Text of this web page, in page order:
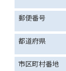
郵便番号
都道府県
市区町村番地